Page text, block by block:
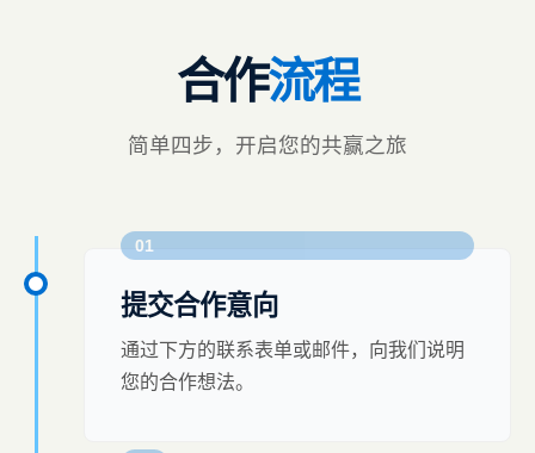
合作流程
简单四步，开启您的共赢之旅
01
提交合作意向
通过下方的联系表单或邮件，向我们说明
您的合作想法。